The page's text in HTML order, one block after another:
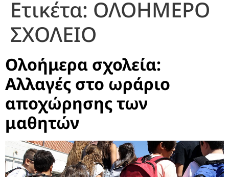
Ετικέτα: ΟΛΟΗΜΕΡΟ
ΣΧΟΛΕΙΟ
Ολοήμερα σχολεία:
Αλλαγές στο ωράριο
αποχώρησης των
μαθητών